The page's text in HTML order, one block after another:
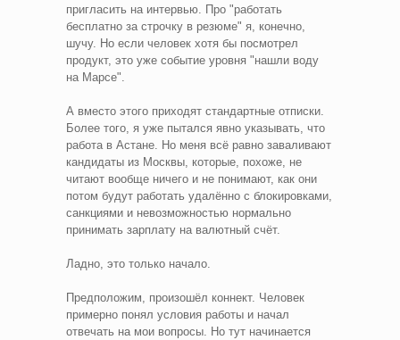
пригласить на интервью. Про "работать
бесплатно за строчку в резюме" я, конечно,
шучу. Но если человек хотя бы посмотрел
продукт, это уже событие уровня "нашли воду
на Марсе".
А вместо этого приходят стандартные отписки.
Более того, я уже пытался явно указывать, что
работа в Астане. Но меня всё равно заваливают
кандидаты из Москвы, которые, похоже, не
читают вообще ничего и не понимают, как они
потом будут работать удалённо с блокировками,
санкциями и невозможностью нормально
принимать зарплату на валютный счёт.
Ладно, это только начало.
Предположим, произошёл коннект. Человек
примерно понял условия работы и начал
отвечать на мои вопросы. Но тут начинается